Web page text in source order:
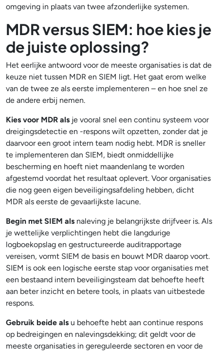
omgeving in plaats van twee afzonderlijke systemen.
MDR versus SIEM: hoe kies je
de juiste oplossing?
Het eerlijke antwoord voor de meeste organisaties is dat de
keuze niet tussen MDR en SIEM ligt. Het gaat erom welke
van de twee ze als eerste implementeren – en hoe snel ze
de andere erbij nemen.
Kies voor MDR als je vooral snel een continu systeem voor
dreigingsdetectie en -respons wilt opzetten, zonder dat je
daarvoor een groot intern team nodig hebt. MDR is sneller
te implementeren dan SIEM, biedt onmiddellijke
bescherming en hoeft niet maandenlang te worden
afgestemd voordat het resultaat oplevert. Voor organisaties
die nog geen eigen beveiligingsafdeling hebben, dicht
MDR als eerste de gevaarlijkste lacune.
Begin met SIEM als naleving je belangrijkste drijfveer is. Als
je wettelijke verplichtingen hebt die langdurige
logboekopslag en gestructureerde auditrapportage
vereisen, vormt SIEM de basis en bouwt MDR daarop voort.
SIEM is ook een logische eerste stap voor organisaties met
een bestaand intern beveiligingsteam dat behoefte heeft
aan beter inzicht en betere tools, in plaats van uitbestede
respons.
Gebruik beide als u behoefte hebt aan continue respons
op bedreigingen en nalevingsdekking; dit geldt voor de
meeste organisaties in gereguleerde sectoren en voor de